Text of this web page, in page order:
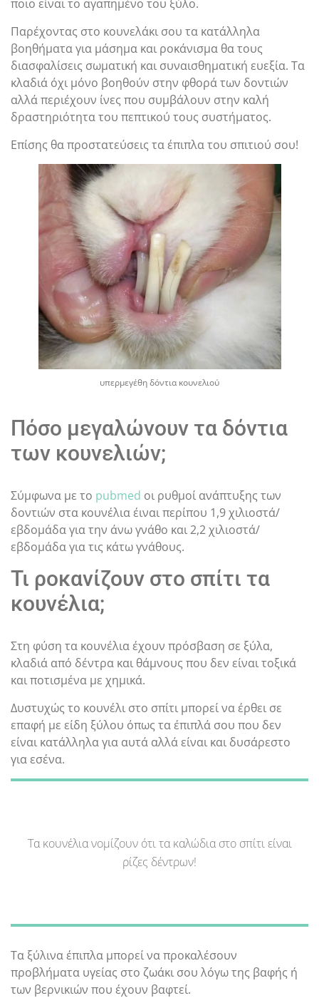
ποιο είναι το αγαπημένο του ξύλο.
Παρέχοντας στο κουνελάκι σου τα κατάλληλα
βοηθήματα για μάσημα και ροκάνισμα θα τους
διασφαλίσεις σωματική και συναισθηματική ευεξία. Τα
κλαδιά όχι μόνο βοηθούν στην φθορά των δοντιών
αλλά περιέχουν ίνες που συμβάλουν στην καλή
δραστηριότητα του πεπτικού τους συστήματος.
Επίσης θα προστατεύσεις τα έπιπλα του σπιτιού σου!
υπερμεγέθη δόντια κουνελιού
Πόσο μεγαλώνουν τα δόντια
των κουνελιών;
Σύμφωνα με το pubmed oι ρυθμοί ανάπτυξης των
δοντιών στα κουνέλια έιναι περίπου 1,9 χιλιοστά/
εβδομάδα για την άνω γνάθο και 2,2 χιλιοστά/
εβδομάδα για τις κάτω γνάθους.
Τι ροκανίζουν στο σπίτι τα
κουνέλια;
Στη φύση τα κουνέλια έχουν πρόσβαση σε ξύλα,
κλαδιά από δέντρα και θάμνους που δεν είναι τοξικά
και ποτισμένα με χημικά.
Δυστυχώς το κουνέλι στο σπίτι μπορεί να έρθει σε
επαφή με είδη ξύλου όπως τα έπιπλά σου που δεν
είναι κατάλληλα για αυτά αλλά είναι και δυσάρεστο
για εσένα.
Τα κουνέλια νομίζουν ότι τα καλώδια στο σπίτι είναι
ρίζες δέντρων!
Τα ξύλινα έπιπλα μπορεί να προκαλέσουν
προβλήματα υγείας στο ζωάκι σου λόγω της βαφής ή
των βερνικιών που έχουν βαφτεί.